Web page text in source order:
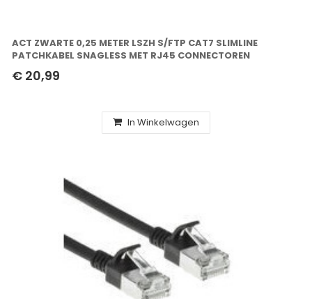
ACT ZWARTE 0,25 METER LSZH S/FTP CAT7 SLIMLINE
PATCHKABEL SNAGLESS MET RJ45 CONNECTOREN
€ 20,99
In Winkelwagen